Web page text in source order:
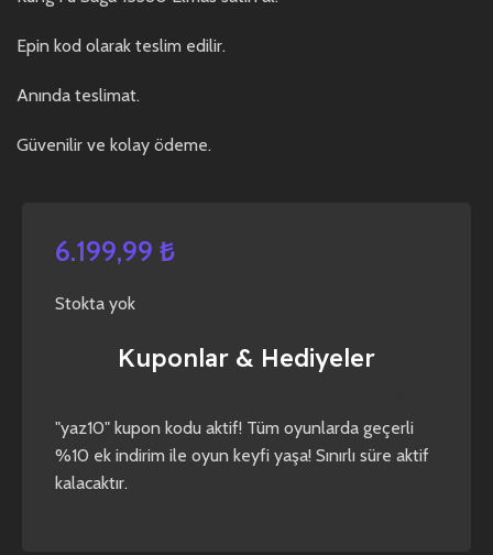
Epin kod olarak teslim edilir.
Anında teslimat.
Güvenilir ve kolay ödeme.
6.199,99 ₺
Stokta yok
Kuponlar & Hediyeler
"yaz10" kupon kodu aktif! Tüm oyunlarda geçerli
%10 ek indirim ile oyun keyfi yaşa! Sınırlı süre aktif
kalacaktır.